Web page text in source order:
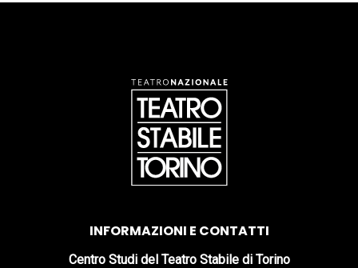
INFORMAZIONI E CONTATTI
Centro Studi del Teatro Stabile di Torino